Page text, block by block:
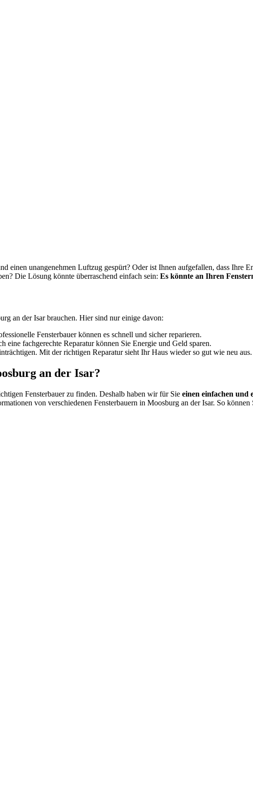
einen unangenehmen Luftzug gespürt? Oder ist Ihnen aufgefallen, dass Ihre
Die Lösung könnte überraschend einfach sein:Es könnte an Ihren
an der Isar brauchen. Hier sind nur einige davon:
Fensterbauer können es schnell und sicher reparieren.
eine fachgerechte Reparatur können Sie Energie und Geld sparen.
Mit der richtigen Reparatur sieht Ihr Haus wieder so gut wie neu aus.
an der Isar?
Fensterbauer zu finden. Deshalb haben wir für Sieeinen einfachen und
von verschiedenen Fensterbauern in Moosburg an der Isar. So können